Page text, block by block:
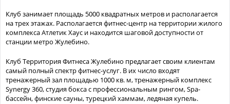
Клуб занимает площадь 5000 квадратных метров и располагается
на трех этажах. Располагается фитнес-центр на территории жилого
комплекса Атлетик Хаус и находится шаговой доступности от
станции метро Жулебино.
Клуб Территория Фитнеса Жулебино предлагает своим клиентам
самый полный спектр фитнес-услуг. В их число входят
тренажерный зал площадью 1000 кв. м, тренажерный комплекс
Synergy 360, студия бокса с профессиональным рингом, Spa-
бассейн, финские сауны, турецкий хаммам, ледяная купель.